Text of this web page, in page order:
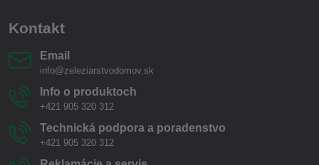
Kontakt
Email
info@zeleziarstvodomov.sk
Info o produktoch
+421 905 320 312
Technická podpora a poradenstvo
+421 905 320 312